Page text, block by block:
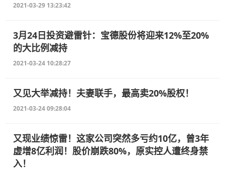
2021-03-29 13:23:42
3月24日投资避雷针：宝德股份将迎来12%至20%
的大比例减持
2021-03-24 10:28:27
又见大举减持！夫妻联手，最高卖20%股权！
2021-03-24 09:28:04
又现业绩惊雷！这家公司突然多亏约10亿，曾3年
虚增8亿利润！股价崩跌80%，原实控人遭终身禁
入！